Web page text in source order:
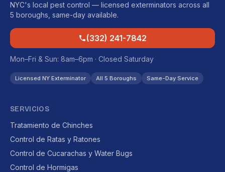
NYC's local pest control — licensed exterminators across all
5 boroughs, same-day available.
(332) 241-7842
Mon–Fri & Sun: 8am–6pm · Closed Saturday
Licensed NY Exterminator All 5 Boroughs Same-Day Service
SERVICIOS
Tratamiento de Chinches
Control de Ratas y Ratones
Control de Cucarachas y Water Bugs
Control de Hormigas